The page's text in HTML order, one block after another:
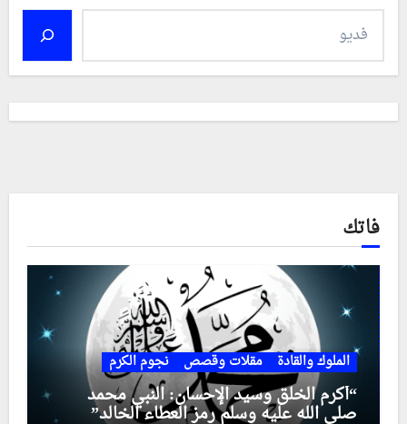
فاتك
الملوك والقادة مقلات وقصص نجوم الكرم
“أكرم الخلق وسيد الإحسان: النبي محمد
صلى الله عليه وسلم رمز العطاء الخالد”